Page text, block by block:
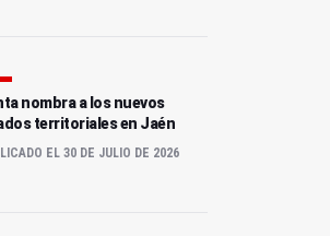
nombra a los nuevos
territoriales en Jaén
EL 30 DE JULIO DE 2026